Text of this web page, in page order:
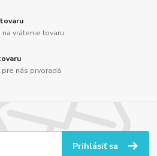
vrátenie tovaru
nás prvoradá
Prihlásiť sa